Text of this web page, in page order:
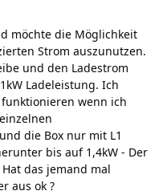
möchte die Möglichkeit
Strom auszunutzen.
und den Ladestrom
Ladeleistung. Ich
wenn ich
die Box nur mit L1
bis auf 1,4kW - Der
das jemand mal
aus ok ?